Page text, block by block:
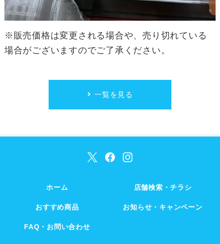
※販売価格は変更される場合や、売り切れている
場合がございますのでご了承ください。
一覧を見る
ホーム 店舗検索・チラシ
おすすめ商品 お知らせ・キャンペーン
FAQ・お問い合わせ